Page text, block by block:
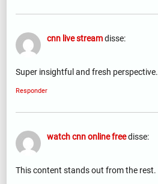
cnn live streamdisse:
Super insightful and fresh perspective.
Responder
watch cnn online freedisse:
This content stands out from the rest.